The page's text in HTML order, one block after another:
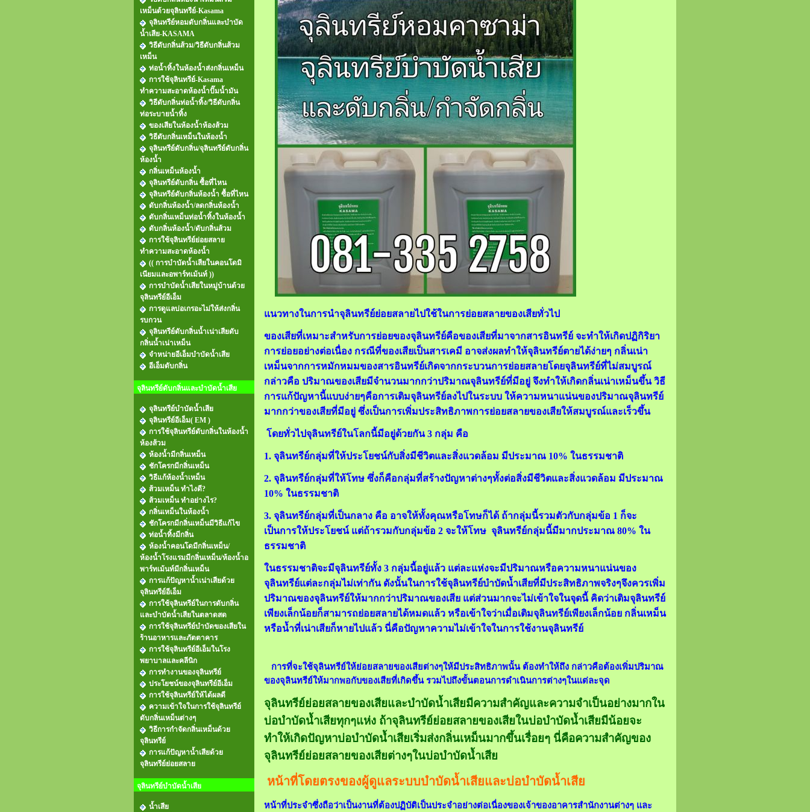
เหม็นด้วยจุลินทรีย์-Kasama
จุลินทรีย์หอมดับกลิ่นและบำบัด
น้ำเสีย-KASAMA
วิธีดับกลิ่นส้วม/วิธีดับกลิ่นส้วม
เหม็น
ท่อน้ำทิ้งในห้องน้ำส่งกลิ่นเหม็น
การใช้จุลินทรีย์-Kasama
ทำความสะอาดห้องน้ำปั๊มน้ำมัน
วิธีดับกลิ่นท่อน้ำทิ้ง/วิธีดับกลิ่น
ท่อระบายน้ำทิ้ง
ของเสียในห้องน้ำห้องส้วม
วิธีดับกลิ่นเหม็นในห้องน้ำ
จุลินทรีย์ดับกลิ่น/จุลินทรีย์ดับกลิ่น
ห้องน้ำ
กลิ่นเหม็นห้องน้ำ
จุลินทรีย์ดับกลิ่น ซื้อที่ไหน
จุลินทรีย์ดับกลิ่นห้องน้ำ ซื้อที่ไหน
ดับกลิ่นห้องน้ำ/ลดกลิ่นห้องน้ำ
ดับกลิ่นเหม็นท่อน้ำทิ้งในห้องน้ำ
ดับกลิ่นห้องน้ำ/ดับกลิ่นส้วม
การใช้จุลินทรีย์ย่อยสลาย
ทำความสะอาดห้องน้ำ
(( การบำบัดน้ำเสียในคอนโดมิ
เนียมและอพาร์ทเม้นท์ ))
การบำบัดน้ำเสียในหมู่บ้านด้วย
จุลินทรีย์อีเอ็ม
การดูแลบ่อเกรอะไม่ให้ส่งกลิ่น
รบกวน
จุลินทรีย์ดับกลิ่นน้ำเน่าเสียดับ
กลิ่นน้ำเน่าเหม็น
จำหน่ายอีเอ็มบำบัดน้ำเสีย
อีเอ็มดับกลิ่น
จุลินทรีย์ดับกลิ่นและบำบัดน้ำเสีย
จุลินทรีย์บำบัดน้ำเสีย
จุลินทรีย์อีเอ็ม( EM )
การใช้จุลินทรีย์ดับกลิ่นในห้องน้ำ
ห้องส้วม
ห้องน้ำมีกลิ่นเหม็น
ชักโครกมีกลิ่นเหม็น
วิธีแก้ห้องน้ำเหม็น
ส้วมเหม็น ทำไงดี?
ส้วมเหม็น ทำอย่างไร?
กลิ่นเหม็นในห้องน้ำ
ชักโครกมีกลิ่นเหม็นมีวิธีแก้ไข
ท่อน้ำทิ้งมีกลิ่น
ห้องน้ำคอนโดมีกลิ่นเหม็น/
ห้องน้ำโรงแรมมีกลิ่นเหม็น/ห้องน้ำอ
พาร์ทเม้นท์มีกลิ่นเหม็น
การแก้ปัญหาน้ำเน่าเสียด้วย
จุลินทรีย์อีเอ็ม
การใช้จุลินทรีย์ในการดับกลิ่น
และบำบัดน้ำเสียในตลาดสด
การใช้จุลินทรีย์บำบัดของเสียใน
ร้านอาหารและภัตตาคาร
การใช้จุลินทรีย์อีเอ็มในโรง
พยาบาลและคลีนิก
การทำงานของจุลินทรีย์
ประโยชน์ของจุลินทรีย์อีเอ็ม
การใช้จุลินทรีย์ให้ได้ผลดี
ความเข้าใจในการใช้จุลินทรีย์
ดับกลิ่นเหม็นต่างๆ
วิธีการกำจัดกลิ่นเหม็นด้วย
จุลินทรีย์
การแก้ปัญหาน้ำเสียด้วย
จุลินทรีย์ย่อยสลาย
จุลินทรีย์บำบัดน้ำเสีย
น้ำเสีย
แนวทางในการนำจุลินทรีย์ย่อยสลายไปใช้ในการย่อยสลายของเสียทั่วไป
ของเสียที่เหมาะสำหรับการย่อยของจุลินทรีย์คือของเสียที่มาจากสารอินทรีย์ จะทำให้เกิดปฏิกิริยา
การย่อยอย่างต่อเนื่อง กรณีที่ของเสียเป็นสารเคมี อาจส่งผลทำให้จุลินทรีย์ตายได้ง่ายๆ กลิ่นเน่า
เหม็นจากการหมักหมมของสารอินทรีย์เกิดจากกระบวนการย่อยสลายโดยจุลินทรีย์ที่ไม่สมบูรณ์
กล่าวคือ ปริมาณของเสียมีจำนวนมากกว่าปริมาณจุลินทรีย์ที่มีอยู่ จึงทำให้เกิดกลิ่นเน่าเหม็นขึ้น วิธี
การแก้ปัญหานี้แบบง่ายๆคือการเติมจุลินทรีย์ลงไปในระบบ ให้ความหนาแน่นของปริมาณจุลินทรีย์
มากกว่าของเสียที่มีอยู่ ซึ่งเป็นการเพิ่มประสิทธิภาพการย่อยสลายของเสียให้สมบูรณ์และเร็วขึ้น
โดยทั่วไปจุลินทรีย์ในโลกนี้มีอยู่ด้วยกัน 3 กลุ่ม คือ
1. จุลินทรีย์กลุ่มที่ให้ประโยชน์กับสิ่งมีชีวิตและสิ่งแวดล้อม มีประมาณ 10% ในธรรมชาติ
2. จุลินทรีย์กลุ่มที่ให้โทษ ซึ่งก็คือกลุ่มที่สร้างปัญหาต่างๆทั้งต่อสิ่งมีชีวิตและสิ่งแวดล้อม มีประมาณ
10% ในธรรมชาติ
3. จุลินทรีย์กลุ่มที่เป็นกลาง คือ อาจให้ทั้งคุณหรือโทษก็ได้ ถ้ากลุ่มนี้รวมตัวกับกลุ่มข้อ 1 ก็จะ
เป็นการให้ประโยชน์ แต่ถ้ารวมกับกลุ่มข้อ 2 จะให้โทษ จุลินทรีย์กลุ่มนี้มีมากประมาณ 80% ใน
ธรรมชาติ
ในธรรมชาติจะมีจุลินทรีย์ทั้ง 3 กลุ่มนี้อยู่แล้ว แต่ละแห่งจะมีปริมาณหรือความหนาแน่นของ
จุลินทรีย์แต่ละกลุ่มไม่เท่ากัน ดังนั้นในการใช้จุลินทรีย์บำบัดน้ำเสียที่มีประสิทธิภาพจริงๆจึงควรเพิ่ม
ปริมาณของจุลินทรีย์ให้มากกว่าปริมาณของเสีย แต่ส่วนมากจะไม่เข้าใจในจุดนี้ คิดว่าเติมจุลินทรีย์
เพียงเล็กน้อยก็สามารถย่อยสลายได้หมดแล้ว หรือเข้าใจว่าเมื่อเติมจุลินทรีย์เพียงเล็กน้อย กลิ่นเหม็น
หรือน้ำที่เน่าเสียก็หายไปแล้ว นี่คือปัญหาความไม่เข้าใจในการใช้งานจุลินทรีย์
การที่จะใช้จุลินทรีย์ให้ย่อยสลายของเสียต่างๆให้มีประสิทธิภาพนั้น ต้องทำให้ถึง กล่าวคือต้องเพิ่มปริมาณ
ของจุลินทรีย์ให้มากพอกับของเสียที่เกิดขึ้น รวมไปถึงขั้นตอนการดำเนินการต่างๆในแต่ละจุด
จุลินทรีย์ย่อยสลายของเสียและบำบัดน้ำเสียมีความสำคัญและความจำเป็นอย่างมากใน
บ่อบำบัดน้ำเสียทุกๆแห่ง ถ้าจุลินทรีย์ย่อยสลายของเสียในบ่อบำบัดน้ำเสียมีน้อยจะ
ทำให้เกิดปัญหาบ่อบำบัดน้ำเสียเริ่มส่งกลิ่นเหม็นมากขึ้นเรื่อยๆ นี่คือความสำคัญของ
จุลินทรีย์ย่อยสลายของเสียต่างๆในบ่อบำบัดน้ำเสีย
หน้าที่โดยตรงของผู้ดูแลระบบบำบัดน้ำเสียและบ่อบำบัดน้ำเสีย
หน้าที่ประจำซึ่งถือว่าเป็นงานที่ต้องปฏิบัติเป็นประจำอย่างต่อเนื่องของเจ้าของอาคารสำนักงานต่างๆ และ